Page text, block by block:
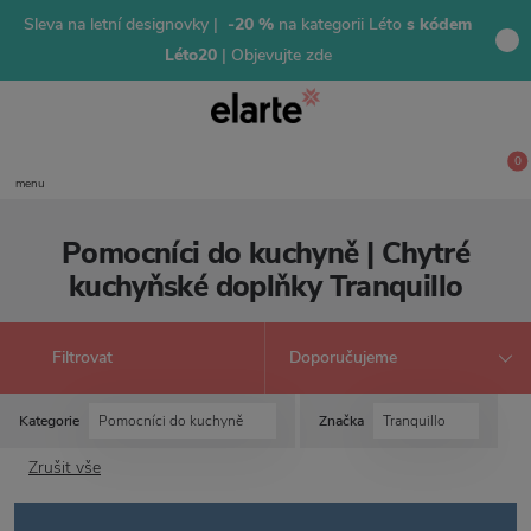
Sleva na letní designovky | -20 % na kategorii Léto s kódem
Léto20 | Objevujte zde
menu
0
Pomocníci do kuchyně | Chytré
kuchyňské doplňky Tranquillo
Filtrovat
Kategorie Pomocníci do kuchyně Značka Tranquillo
Zrušit vše